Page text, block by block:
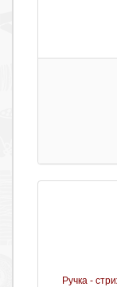
Ручка -